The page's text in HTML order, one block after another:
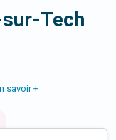
Tech
savoir +